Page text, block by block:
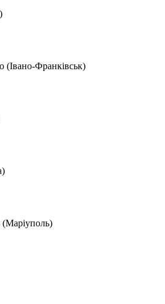
(Івано-Франківськ)